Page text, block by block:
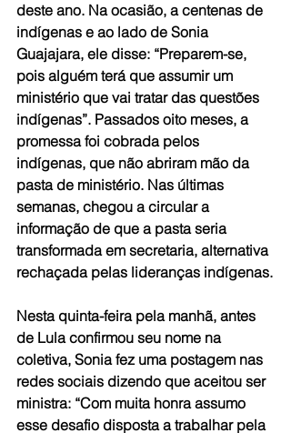
deste ano. Na ocasião, a centenas de
indígenas e ao lado de Sonia
Guajajara, ele disse: “Preparem-se,
pois alguém terá que assumir um
ministério que vai tratar das questões
indígenas”. Passados oito meses, a
promessa foi cobrada pelos
indígenas, que não abriram mão da
pasta de ministério. Nas últimas
semanas, chegou a circular a
informação de que a pasta seria
transformada em secretaria, alternativa
rechaçada pelas lideranças indígenas.
Nesta quinta-feira pela manhã, antes
de Lula confirmou seu nome na
coletiva, Sonia fez uma postagem nas
redes sociais dizendo que aceitou ser
ministra: “Com muita honra assumo
esse desafio disposta a trabalhar pela